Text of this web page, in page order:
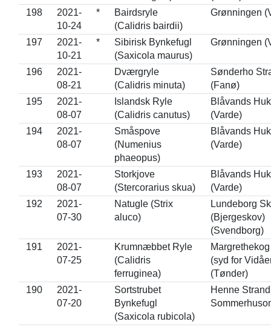
198
2021-
10-24
*
Bairdsryle
(Calidris bairdii)
Grønningen
197
2021-
10-21
*
Sibirisk Bynkefugl
(Saxicola maurus)
Grønningen
196
2021-
08-21
Dværgryle
(Calidris minuta)
Sønderho
(Fanø)
195
2021-
08-07
Islandsk Ryle
(Calidris canutus)
Blåvands Huk
(Varde)
194
2021-
08-07
Småspove
(Numenius
phaeopus)
Blåvands Huk
(Varde)
193
2021-
08-07
Storkjove
(Stercorarius skua)
Blåvands Huk
(Varde)
192
2021-
07-30
Natugle (Strix
aluco)
Lundeborg
(Bjergeskov)
(Svendborg)
191
2021-
07-25
Krumnæbbet Ryle
(Calidris
ferruginea)
(syd for
(Tønder)
190
2021-
07-20
Sortstrubet
Bynkefugl
(Saxicola rubicola)
Henne Strand